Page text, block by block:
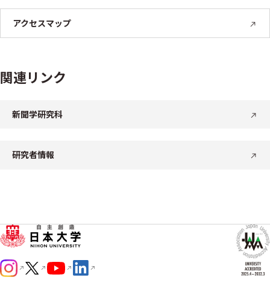
アクセスマップ
関連リンク
新聞学研究科
研究者情報